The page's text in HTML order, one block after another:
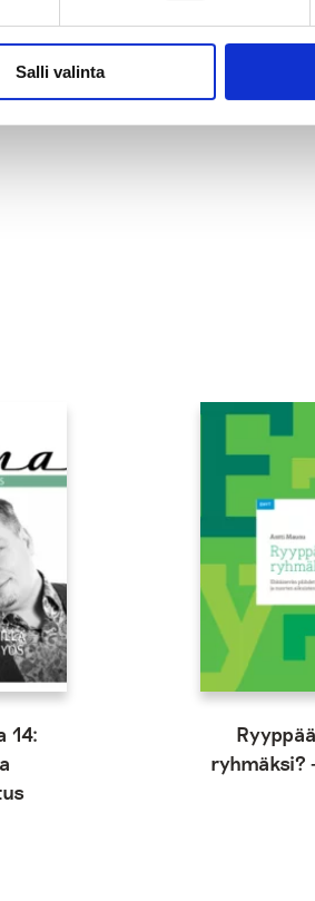
Salli valinta
14: